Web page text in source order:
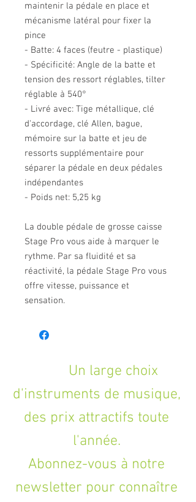
maintenir la pédale en place et
mécanisme latéral pour fixer la
pince
- Batte: 4 faces (feutre - plastique)
- Spécificité: Angle de la batte et
tension des ressort réglables, tilter
réglable à 540°
- Livré avec: Tige métallique, clé
d'accordage, clé Allen, bague,
mémoire sur la batte et jeu de
ressorts supplémentaire pour
séparer la pédale en deux pédales
indépendantes
- Poids net: 5,25 kg
La double pédale de grosse caisse
Stage Pro vous aide à marquer le
rythme. Par sa fluidité et sa
réactivité, la pédale Stage Pro vous
offre vitesse, puissance et
sensation.
Un large choix
d'instruments de musique,
des prix attractifs toute
l'année.
Abonnez-vous à notre
newsletter pour connaître